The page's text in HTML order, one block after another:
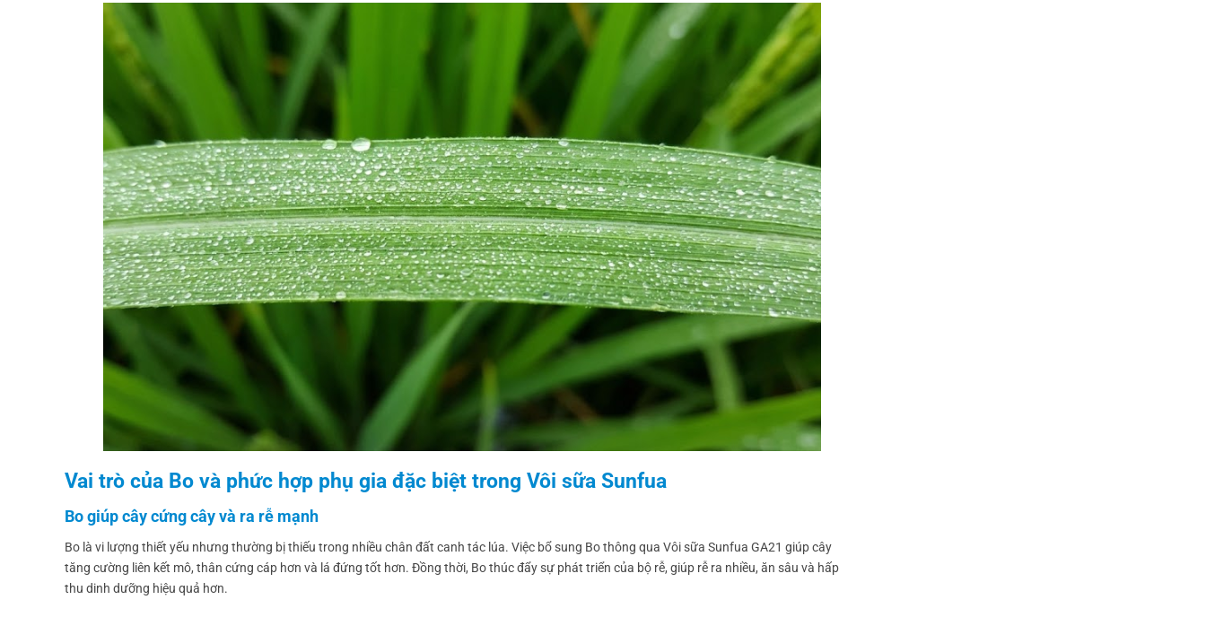
Vai trò của Bo và phức hợp phụ gia đặc biệt trong Vôi sữa Sunfua
Bo giúp cây cứng cây và ra rễ mạnh
Bo là vi lượng thiết yếu nhưng thường bị thiếu trong nhiều chân đất canh tác lúa. Việc bổ sung Bo thông qua Vôi sữa Sunfua GA21 giúp cây
tăng cường liên kết mô, thân cứng cáp hơn và lá đứng tốt hơn. Đồng thời, Bo thúc đẩy sự phát triển của bộ rễ, giúp rễ ra nhiều, ăn sâu và hấp
thu dinh dưỡng hiệu quả hơn.